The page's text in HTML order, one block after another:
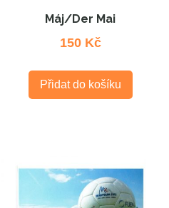
Máj/Der Mai
150 Kč
Přidat do košíku